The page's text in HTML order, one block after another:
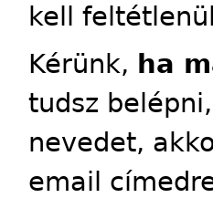
kell
Kérünk, ha
tudsz
nevedet,
email